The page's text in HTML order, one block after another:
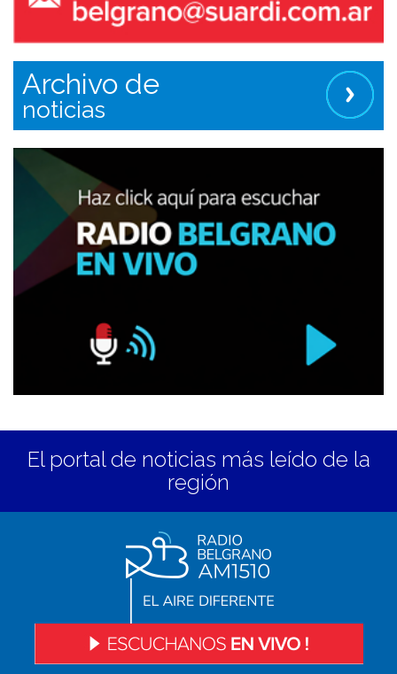
Archivo de
noticias
El portal de noticias más leído de la
región